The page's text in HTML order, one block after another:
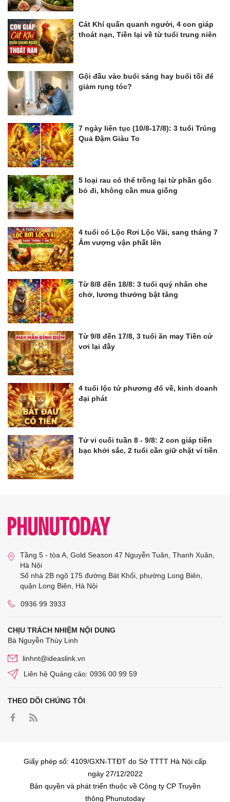
Cát Khí quấn quanh người, 4 con giáp
thoát nạn, Tiền lại về từ tuổi trung niên
Gội đầu vào buổi sáng hay buổi tối để
giảm rụng tóc?
7 ngày liên tục (10/8-17/8): 3 tuổi Trúng
Quả Đậm Giàu To
5 loại rau có thể trồng lại từ phần gốc
bỏ đi, không cần mua giống
4 tuổi có Lộc Rơi Lộc Vãi, sang tháng 7
Âm vượng vận phất lên
Từ 8/8 đến 18/8: 3 tuổi quý nhân che
chở, lương thưởng bật tăng
Từ 9/8 đến 17/8, 3 tuổi ăn may Tiền cứ
vơi lại đầy
4 tuổi lộc tứ phương đổ về, kinh doanh
đại phát
Tử vi cuối tuần 8 - 9/8: 2 con giáp tiền
bạc khởi sắc, 2 tuổi cần giữ chặt ví tiền
Tầng 5 - tòa A, Gold Season 47 Nguyễn Tuân, Thanh Xuân,
Hà Nội
Số nhà 2B ngõ 175 đường Bát Khối, phường Long Biên,
quận Long Biên, Hà Nội
0936 99 3933
CHỊU TRÁCH NHIỆM NỘI DUNG
Bà Nguyễn Thùy Linh
linhnt@ideaslink.vn
Liên hệ Quảng cáo: 0936 00 99 59
THEO DÕI CHÚNG TÔI
Giấy phép số: 4109/GXN-TTĐT do Sở TTTT Hà Nội cấp
ngày 27/12/2022
Bản quyền và phát triển thuộc về Công ty CP Truyền
thông Phunutoday